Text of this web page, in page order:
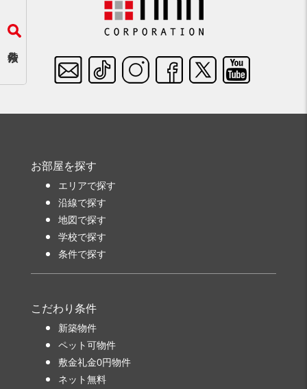
お部屋を探す
エリアで探す
沿線で探す
地図で探す
学校で探す
条件で探す
こだわり条件
新築物件
ペット可物件
敷金礼金0円物件
ネット無料